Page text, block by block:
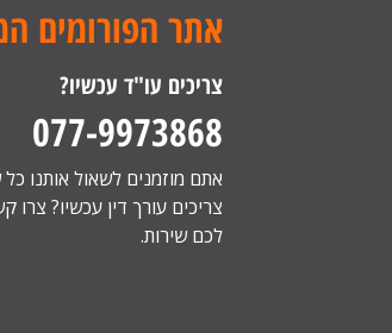
אתר הפורומים
צריכים עו"ד עכשיו?
077-9973868
אתם מוזמנים לשאול אותנו
צריכים עורך דין עכשיו? צרו
לכם שירות.